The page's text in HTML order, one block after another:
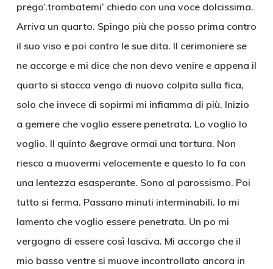
prego’.trombatemi’ chiedo con una voce dolcissima.
Arriva un quarto. Spingo più che posso prima contro
il suo viso e poi contro le sue dita. Il cerimoniere se
ne accorge e mi dice che non devo venire e appena il
quarto si stacca vengo di nuovo colpita sulla fica,
solo che invece di sopirmi mi infiamma di più. Inizio
a gemere che voglio essere penetrata. Lo voglio lo
voglio. Il quinto &egrave ormai una tortura. Non
riesco a muovermi velocemente e questo lo fa con
una lentezza esasperante. Sono al parossismo. Poi
tutto si ferma. Passano minuti interminabili. Io mi
lamento che voglio essere penetrata. Un po mi
vergogno di essere così lasciva. Mi accorgo che il
mio basso ventre si muove incontrollato ancora in